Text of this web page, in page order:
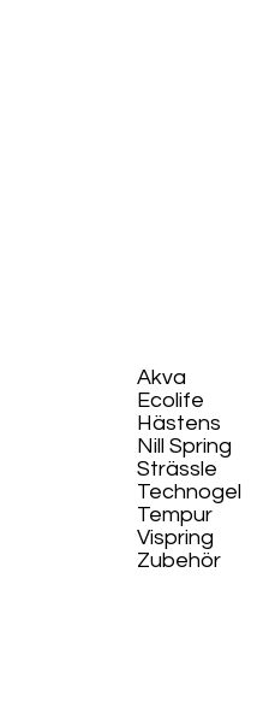
Akva
Ecolife​
Hästens
Nill Spring
Strässle
Technogel
Tempur
Vispring
Zubehör